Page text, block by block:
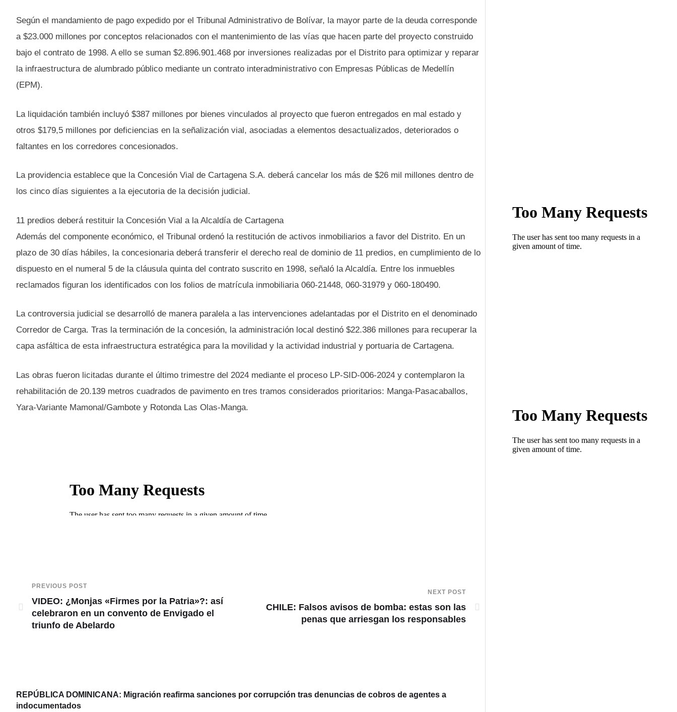
Según el mandamiento de pago expedido por el Tribunal Administrativo de Bolívar, la mayor parte de la deuda corresponde
a $23.000 millones por conceptos relacionados con el mantenimiento de las vías que hacen parte del proyecto construido
bajo el contrato de 1998. A ello se suman $2.896.901.468 por inversiones realizadas por el Distrito para optimizar y reparar
la infraestructura de alumbrado público mediante un contrato interadministrativo con Empresas Públicas de Medellín
(EPM).
La liquidación también incluyó $387 millones por bienes vinculados al proyecto que fueron entregados en mal estado y
otros $179,5 millones por deficiencias en la señalización vial, asociadas a elementos desactualizados, deteriorados o
faltantes en los corredores concesionados.
La providencia establece que la Concesión Vial de Cartagena S.A. deberá cancelar los más de $26 mil millones dentro de
los cinco días siguientes a la ejecutoria de la decisión judicial.
11 predios deberá restituir la Concesión Vial a la Alcaldía de Cartagena
Además del componente económico, el Tribunal ordenó la restitución de activos inmobiliarios a favor del Distrito. En un
plazo de 30 días hábiles, la concesionaria deberá transferir el derecho real de dominio de 11 predios, en cumplimiento de lo
dispuesto en el numeral 5 de la cláusula quinta del contrato suscrito en 1998, señaló la Alcaldía. Entre los inmuebles
reclamados figuran los identificados con los folios de matrícula inmobiliaria 060-21448, 060-31979 y 060-180490.
La controversia judicial se desarrolló de manera paralela a las intervenciones adelantadas por el Distrito en el denominado
Corredor de Carga. Tras la terminación de la concesión, la administración local destinó $22.386 millones para recuperar la
capa asfáltica de esta infraestructura estratégica para la movilidad y la actividad industrial y portuaria de Cartagena.
Las obras fueron licitadas durante el último trimestre del 2024 mediante el proceso LP-SID-006-2024 y contemplaron la
rehabilitación de 20.139 metros cuadrados de pavimento en tres tramos considerados prioritarios: Manga-Pasacaballos,
Yara-Variante Mamonal/Gambote y Rotonda Las Olas-Manga.
PREVIOUS POST
VIDEO: ¿Monjas «Firmes por la Patria»?: así
celebraron en un convento de Envigado el
triunfo de Abelardo
NEXT POST
CHILE: Falsos avisos de bomba: estas son las
penas que arriesgan los responsables
REPÚBLICA DOMINICANA: Migración reafirma sanciones por corrupción tras denuncias de cobros de agentes a
indocumentados